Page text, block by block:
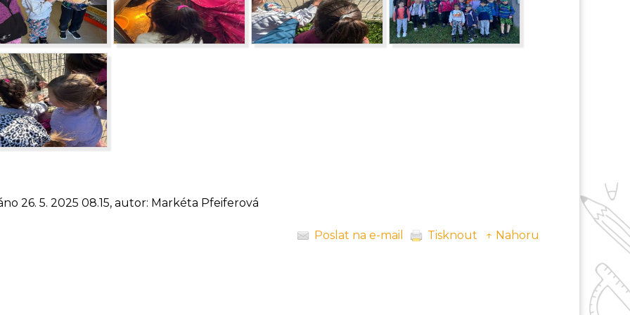
26. 5. 2025 08.15, autor: Markéta Pfeiferová
Poslat na e-mail Tisknout ↑ Nahoru